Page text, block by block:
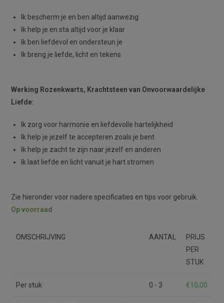
Ik bescherm je en ben altijd aanwezig
Ik help je en sta altijd voor je klaar
Ik ben liefdevol en ondersteun je
Ik breng je liefde, licht en tekens
Werking Rozenkwarts, Krachtsteen van Onvoorwaardelijke
Liefde:
Ik zorg voor harmonie en liefdevolle hartelijkheid
Ik help je jezelf te accepteren zoals je bent
Ik help je zacht te zijn naar jezelf en anderen
Ik laat liefde en licht vanuit je hart stromen
Zie hieronder voor nadere specificaties en tips voor gebruik.
Op voorraad
OMSCHRIJVING AANTAL
PRIJS
PER
STUK
Per stuk 0 - 3 €10,00